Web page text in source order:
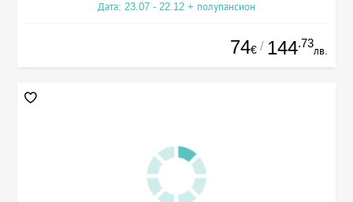
Дата: 23.07 - 22.12 + полупансион
74€ / 144.73
лв.